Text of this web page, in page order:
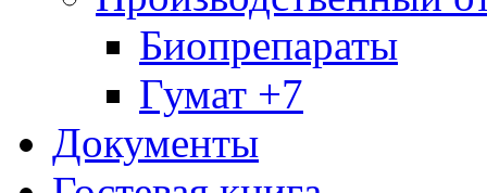
Биопрепараты
Гумат +7
Документы